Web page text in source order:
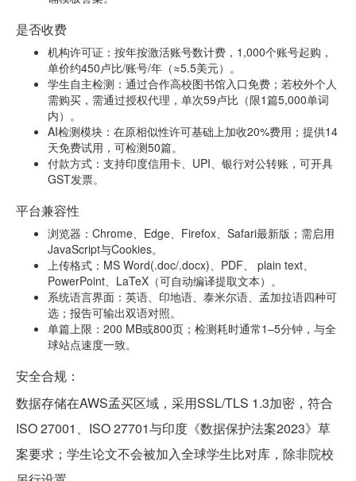
是否收费
机构许可证：按年按激活账号数计费，1,000个账号起购，
单价约450卢比/账号/年（≈5.5美元）。
学生自主检测：通过合作高校图书馆入口免费；若校外个人
需购买，需通过授权代理，单次59卢比（限1篇5,000单词
内）。
AI检测模块：在原相似性许可基础上加收20%费用；提供14
天免费试用，可检测50篇。
付款方式：支持印度信用卡、UPI、银行对公转账，可开具
GST发票。
平台兼容性
浏览器：Chrome、Edge、Firefox、Safari最新版；需启用
JavaScript与Cookies。
上传格式：MS Word(.doc/.docx)、PDF、 plain text、
PowerPoint、LaTeX（可自动编译提取文本）。
系统语言界面：英语、印地语、泰米尔语、孟加拉语四种可
选；报告可输出双语对照。
单篇上限：200 MB或800页；检测耗时通常1–5分钟，与全
球站点速度一致。
安全合规：
数据存储在AWS孟买区域，采用SSL/TLS 1.3加密，符合
ISO 27001、ISO 27701与印度《数据保护法案2023》草
案要求；学生论文不会被加入全球学生比对库，除非院校